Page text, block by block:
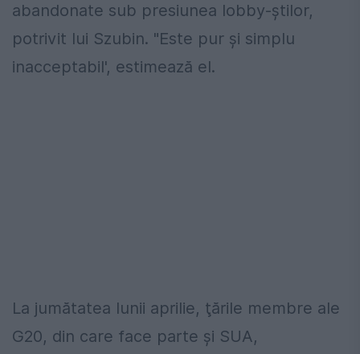
abandonate sub presiunea lobby-ştilor,
potrivit lui Szubin. "Este pur şi simplu
inacceptabil', estimează el.
La jumătatea lunii aprilie, ţările membre ale
G20, din care face parte şi SUA,